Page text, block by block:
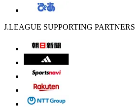
J.LEAGUE SUPPORTING PARTNERS